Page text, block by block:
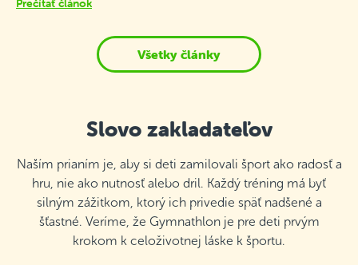
Prečítať článok
Všetky články
Slovo zakladateľov
Naším prianím je, aby si deti zamilovali šport ako radosť a
hru, nie ako nutnosť alebo dril. Každý tréning má byť
silným zážitkom, ktorý ich privedie späť nadšené a
šťastné. Veríme, že Gymnathlon je pre deti prvým
krokom k celoživotnej láske k športu.